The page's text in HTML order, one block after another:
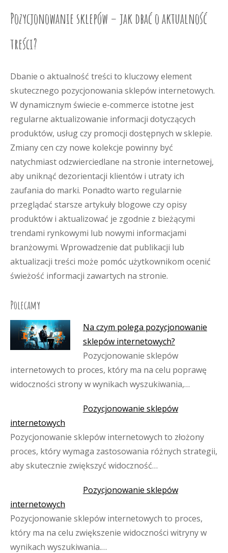
Pozycjonowanie sklepów – jak dbać o aktualność
treści?
Dbanie o aktualność treści to kluczowy element
skutecznego pozycjonowania sklepów internetowych.
W dynamicznym świecie e-commerce istotne jest
regularne aktualizowanie informacji dotyczących
produktów, usług czy promocji dostępnych w sklepie.
Zmiany cen czy nowe kolekcje powinny być
natychmiast odzwierciedlane na stronie internetowej,
aby uniknąć dezorientacji klientów i utraty ich
zaufania do marki. Ponadto warto regularnie
przeglądać starsze artykuły blogowe czy opisy
produktów i aktualizować je zgodnie z bieżącymi
trendami rynkowymi lub nowymi informacjami
branżowymi. Wprowadzenie dat publikacji lub
aktualizacji treści może pomóc użytkownikom ocenić
świeżość informacji zawartych na stronie.
Polecamy
Na czym polega pozycjonowanie
sklepów internetowych?
Pozycjonowanie sklepów
internetowych to proces, który ma na celu poprawę
widoczności strony w wynikach wyszukiwania,…
Pozycjonowanie sklepów
internetowych
Pozycjonowanie sklepów internetowych to złożony
proces, który wymaga zastosowania różnych strategii,
aby skutecznie zwiększyć widoczność…
Pozycjonowanie sklepów
internetowych
Pozycjonowanie sklepów internetowych to proces,
który ma na celu zwiększenie widoczności witryny w
wynikach wyszukiwania.…